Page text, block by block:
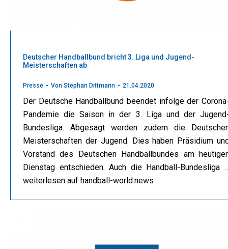
Deutscher Handballbund bricht 3. Liga und Jugend-
Meisterschaften ab
Presse Von Stephan Dittmann 21.04.2020
Der Deutsche Handballbund beendet infolge der
Pandemie die Saison in der 3. Liga und der
Bundesliga. Abgesagt werden zudem die
Meisterschaften der Jugend. Dies haben Präsidium
Vorstand des Deutschen Handballbundes am
Dienstag entschieden. Auch die Handball-Bundesliga
weiterlesen auf handball-world.news